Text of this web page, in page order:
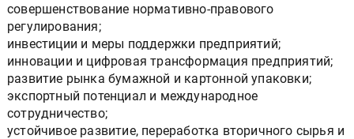
совершенствование нормативно-правового
регулирования;
инвестиции и меры поддержки предприятий;
инновации и цифровая трансформация предприятий;
развитие рынка бумажной и картонной упаковки;
экспортный потенциал и международное
сотрудничество;
устойчивое развитие, переработка вторичного сырья и